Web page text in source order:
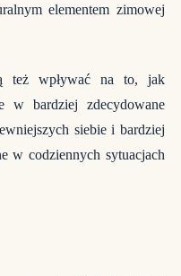
elementem zimowej
też wpływać na to, jak
w bardziej zdecydowane
siebie i bardziej
w codziennych sytuacjach